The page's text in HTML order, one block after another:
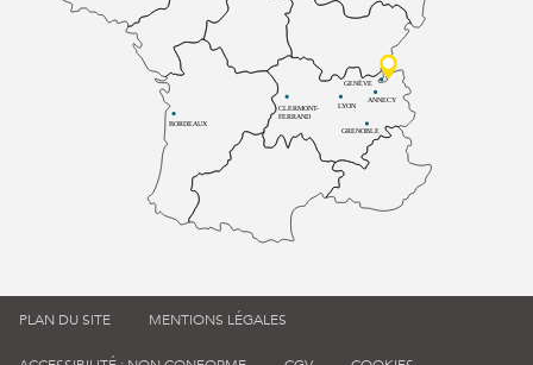
BORDEAUX
CLERMONT-
FERRAND
LYON
ANNECY
GRENOBLE
GENÈVE
PLAN DU SITE MENTIONS LÉGALES